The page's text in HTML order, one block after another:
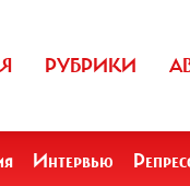
РУБРИКИ
Интервью